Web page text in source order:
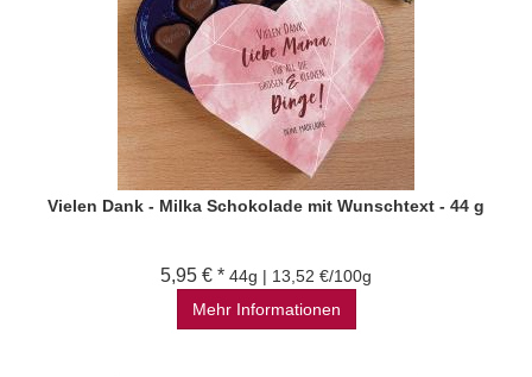
Vielen Dank - Milka Schokolade mit Wunschtext - 44 g
5,95 € * 44g | 13,52 €/100g
Mehr Informationen